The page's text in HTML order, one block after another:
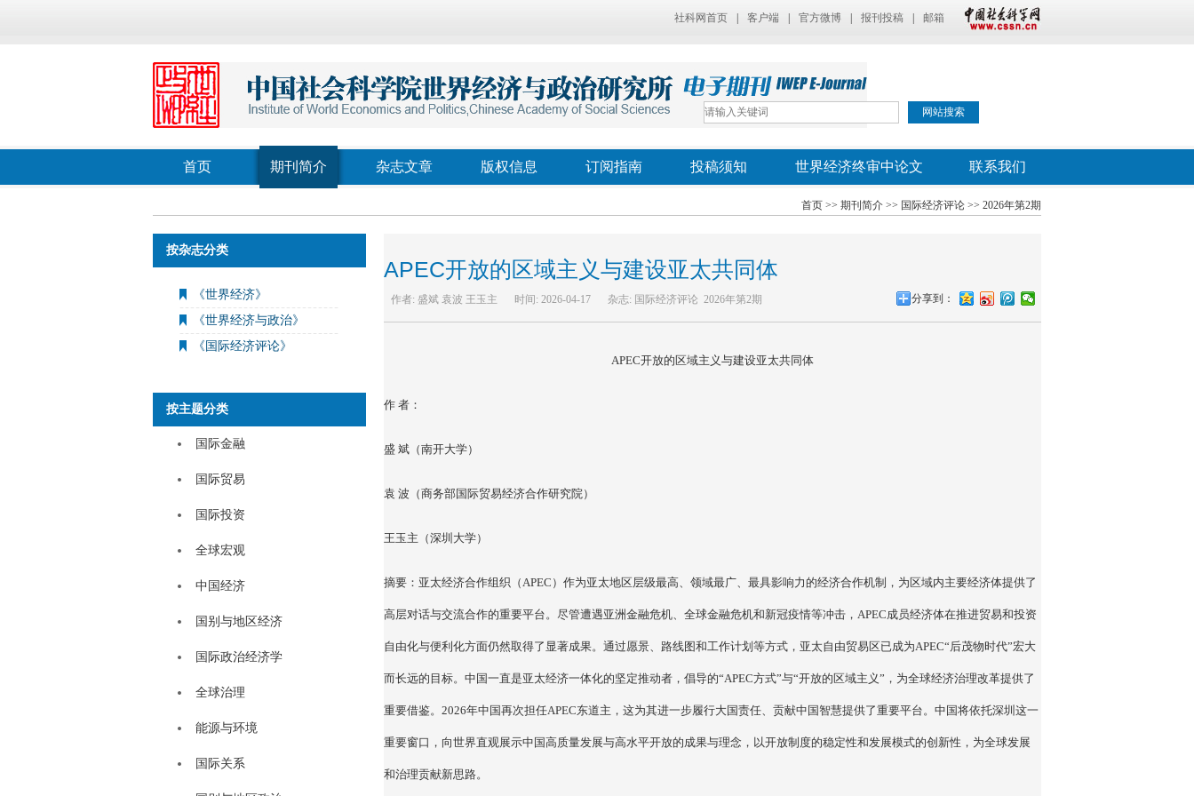
社科网首页 客户端 官方微博 报刊投稿 邮箱
首页 期刊简介 杂志文章 版权信息 订阅指南 投稿须知 世界经济终审中论文 联系我们
首页 >> 期刊简介 >> 国际经济评论 >> 2026年第2期
按杂志分类
《世界经济》
《世界经济与政治》
《国际经济评论》
按主题分类
国际金融
国际贸易
国际投资
全球宏观
中国经济
国别与地区经济
国际政治经济学
全球治理
能源与环境
国际关系
APEC开放的区域主义与建设亚太共同体
作者: 盛斌 袁波 王玉主 时间: 2026-04-17 杂志: 国际经济评论 2026年第2期 分享到：
APEC开放的区域主义与建设亚太共同体
作 者：
盛 斌（南开大学）
袁 波（商务部国际贸易经济合作研究院）
王玉主（深圳大学）
摘要：亚太经济合作组织（APEC）作为亚太地区层级最高、领域最广、最具影响力的经济合作机制，为区域内主要经济体提供了
高层对话与交流合作的重要平台。尽管遭遇亚洲金融危机、全球金融危机和新冠疫情等冲击，APEC成员经济体在推进贸易和投资
自由化与便利化方面仍然取得了显著成果。通过愿景、路线图和工作计划等方式，亚太自由贸易区已成为APEC“后茂物时代”宏大
而长远的目标。中国一直是亚太经济一体化的坚定推动者，倡导的“APEC方式”与“开放的区域主义”，为全球经济治理改革提供了
重要借鉴。2026年中国再次担任APEC东道主，这为其进一步履行大国责任、贡献中国智慧提供了重要平台。中国将依托深圳这一
重要窗口，向世界直观展示中国高质量发展与高水平开放的成果与理念，以开放制度的稳定性和发展模式的创新性，为全球发展
和治理贡献新思路。